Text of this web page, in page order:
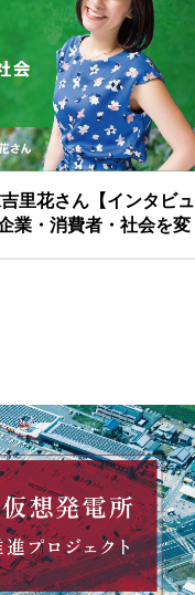
里花さん【インタビュ
業・消費者・社会を変